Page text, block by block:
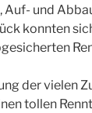
Auf- und
konnten
der vielen
tollen